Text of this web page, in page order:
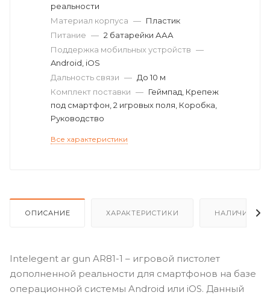
реальности
Материал корпуса — Пластик
Питание — 2 батарейки ААА
Поддержка мобильных устройств —
Android, iOS
Дальность связи — До 10 м
Комплект поставки — Геймпад, Крепеж
под смартфон, 2 игровых поля, Коробка,
Руководство
Все характеристики
ОПИСАНИЕ ХАРАКТЕРИСТИКИ НАЛИЧИЕ
Intelegent ar gun AR81-1 – игровой пистолет
дополненной реальности для смартфонов на базе
операционной системы Android или iOS. Данный